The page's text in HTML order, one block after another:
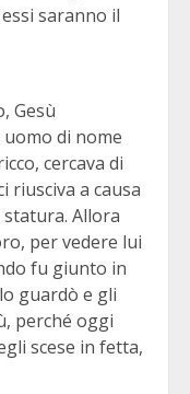
saranno il
Gesù
uomo di nome
cercava di
riusciva a causa
Allora
per vedere lui
fu giunto in
guardò e gli
perché oggi
scese in fetta,